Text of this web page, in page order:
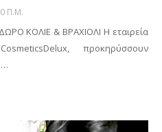
Π.μ.
ΚΟΛΙΕ & ΒΡΑΧΙΟΛΙ Η εταιρεία
προκηρύσσουν